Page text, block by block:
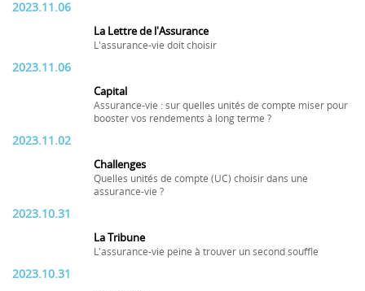
2023.11.06
La Lettre de l'Assurance
L'assurance-vie doit choisir
2023.11.06
Capital
Assurance-vie : sur quelles unités de compte miser pour
booster vos rendements à long terme ?
2023.11.02
Challenges
Quelles unités de compte (UC) choisir dans une
assurance-vie ?
2023.10.31
La Tribune
L'assurance-vie peine à trouver un second souffle
2023.10.31